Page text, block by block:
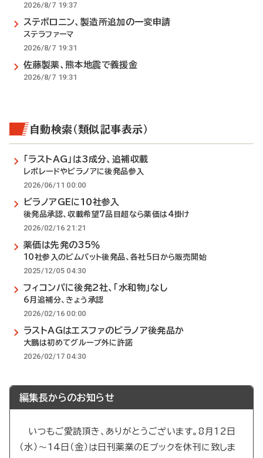
2026/8/7 19:37
ステボロニン、製造所追加の一変申請
ステラファーマ
2026/8/7 19:31
佐藤製薬、熊本地震で義援金
2026/8/7 19:31
自動検索（類似記事表示）
「ラストAG」は3成分、追補収載
レボレードやビラノアに後発品参入
2026/06/11 00:00
ビラノアGEに10社参入
後発品承認、収載希望7品目超なら薬価は4掛け
2026/02/16 21:21
薬価は先発の35％
10社参入のビムパット後発品、各社5日から販売開始
2025/12/05 04:30
フィコンパに後発2社、「水和物」なし
6月追補分、きょう承認
2026/02/16 00:00
ラストAGはエスファのビラノア後発品か
大鵬は初めてグループ外に許諾
2026/02/17 04:30
編集長からのお知らせ
いつもご愛読頂き、ありがとうございます。8月12日
（水）～14日（金）は日刊薬業のEブックを休刊に致しま